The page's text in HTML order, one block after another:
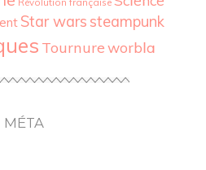
Star wars steampunk
Tournureworbla
MÉTA